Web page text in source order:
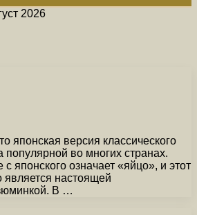
2026
японская версия классического
популярной во многих странах.
японского означает «яйцо», и этот
является настоящей
В …